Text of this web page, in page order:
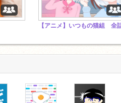
【アニメ】いつもの猫組 全